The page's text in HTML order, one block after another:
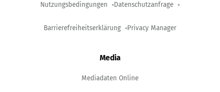
Nutzungsbedingungen Datenschutzanfrage
Barrierefreiheitserklärung Privacy Manager
Media
Mediadaten Online